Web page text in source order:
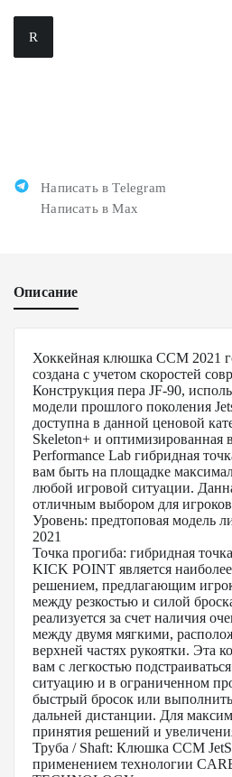
R
Написать в Telegram
Написать в Max
Описание
Хоккейная клюшка CCM 2021
создана с учетом скоростей
Конструкция пера JF-90,
модели прошлого поколения
доступна в данной ценовой
Skeleton+ и оптимизированная
Performance Lab гибридная
вам быть на площадке
любой игровой ситуации.
отличным выбором для
Уровень: предтоповая модель
2021
Точка прогиба: гибридная
KICK POINT является
решением, предлагающим
между резкостью и силой
реализуется за счет наличия
между двумя мягкими,
верхней частях рукоятки. Эта
вам с легкостью
ситуацию и в ограниченном
быстрый бросок или
дальней дистанции. Для
принятия решений и
Труба / Shaft: Клюшка CCM
применением технологии